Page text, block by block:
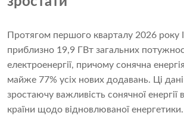
Протягом першого кварталу 2026 року
приблизно 19,9 ГВт загальних
електроенергії, причому сонячна
майже 77% усіх нових додавань. Ці
зростаючу важливість сонячної енергії
країни щодо відновлюваної енергетики.